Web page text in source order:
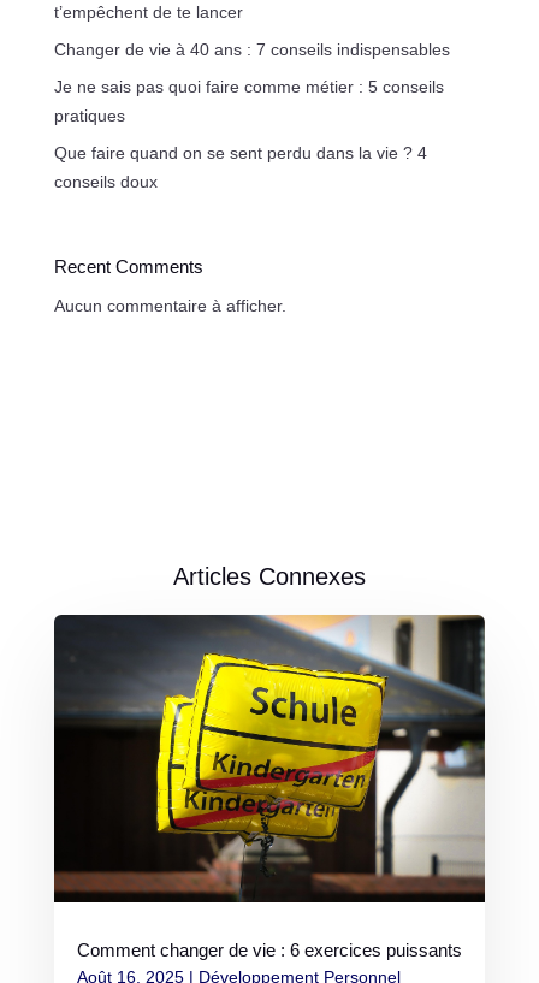
t’empêchent de te lancer
Changer de vie à 40 ans : 7 conseils indispensables
Je ne sais pas quoi faire comme métier : 5 conseils
pratiques
Que faire quand on se sent perdu dans la vie ? 4
conseils doux
Recent Comments
Aucun commentaire à afficher.
Articles Connexes
Comment changer de vie : 6 exercices puissants
Août 16, 2025| Développement Personnel